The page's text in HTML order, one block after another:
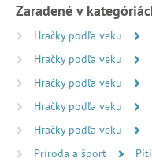
Zaradené v
Hračky podľa veku
Hračky podľa veku
Hračky podľa veku
Hračky podľa veku
Hračky podľa veku
Príroda a šport